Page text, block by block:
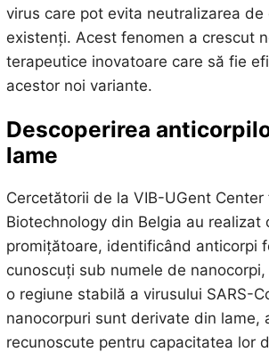
virus care pot evita neutralizarea de
existenți. Acest fenomen a crescut
terapeutice inovatoare care să fie
acestor noi variante.
Descoperirea
lame
Cercetătorii de la VIB-UGent Center
Biotechnology din Belgia au realizat
promițătoare, identificând anticorpi
cunoscuți sub numele de
o regiune stabilă a virusului SARS-
nanocorpuri sunt derivate din lame,
recunoscute pentru capacitatea lor